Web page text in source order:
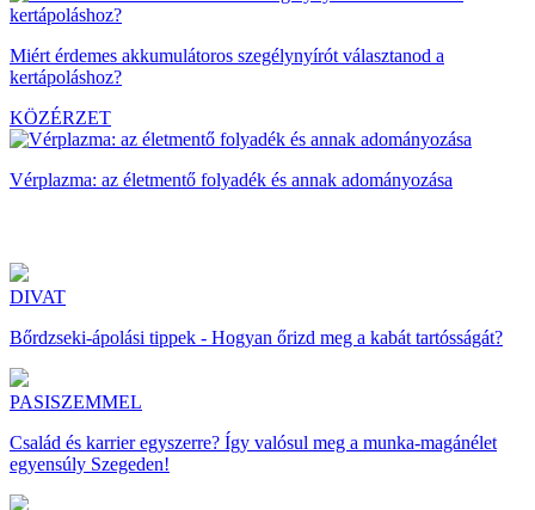
Miért érdemes akkumulátoros szegélynyírót választanod a
kertápoláshoz?
KÖZÉRZET
Vérplazma: az életmentő folyadék és annak adományozása
DIVAT
Bőrdzseki-ápolási tippek - Hogyan őrizd meg a kabát tartósságát?
PASISZEMMEL
Család és karrier egyszerre? Így valósul meg a munka-magánélet
egyensúly Szegeden!